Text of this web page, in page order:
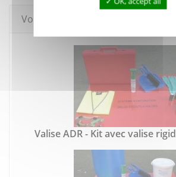
Vous pourriez aussi aimer
Valise ADR - Kit avec valise